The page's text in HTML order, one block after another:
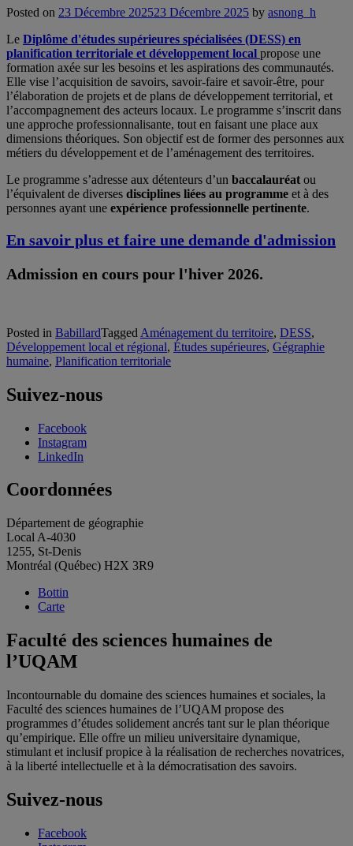
Posted on 23 Décembre 202523 Décembre 2025 by asnong_h
Le Diplôme d'études supérieures spécialisées (DESS) en
planification territoriale et développement local propose une
formation axée sur les besoins et les aspirations des communautés.
Elle vise l’acquisition de savoirs, savoir-faire et savoir-être, pour
l’élaboration de projets et de plans de développement territorial, et
l’accompagnement des acteurs locaux. Le programme s’inscrit dans
une approche professionnalisante, tout en faisant une place aux
dimensions théoriques. Son objectif est de former des personnes aux
métiers du développement et de l’aménagement des territoires.
Le programme s’adresse aux détenteurs d’un baccalauréat ou
l’équivalent de diverses disciplines liées au programme et à des
personnes ayant une expérience professionnelle pertinente.
En savoir plus et faire une demande d'admission
Admission en cours pour l'hiver 2026.
Posted in BabillardTagged Aménagement du territoire, DESS,
Développement local et régional, Études supérieures, Gégraphie
humaine, Planification territoriale
Suivez-nous
Facebook
Instagram
LinkedIn
Coordonnées
Département de géographie
Local A-4030
1255, St-Denis
Montréal (Québec) H2X 3R9
Bottin
Carte
Faculté des sciences humaines de
l’UQAM
Incontournable du domaine des sciences humaines et sociales, la
Faculté des sciences humaines de l’UQAM propose des
programmes d’études solidement ancrés tant sur le plan théorique
qu’empirique. Elle offre un milieu universitaire dynamique,
stimulant et inclusif propice à la réalisation de recherches novatrices,
à la liberté intellectuelle et à la démocratisation des savoirs.
Suivez-nous
Facebook